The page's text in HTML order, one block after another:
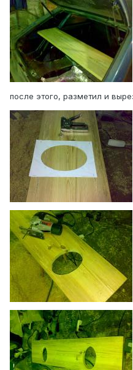
после этого, разметил и